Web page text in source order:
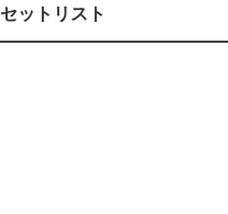
セットリスト